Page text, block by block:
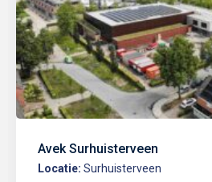
Avek Surhuisterveen
Locatie: Surhuisterveen